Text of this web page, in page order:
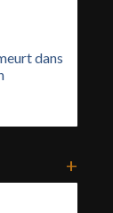
dans
+